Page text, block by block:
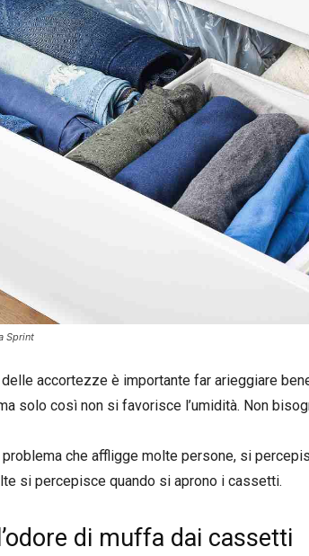
Sprint
accortezze è importante far arieggiare
solo così non si favorisce l’umidità. Non
che affligge molte persone, si
si percepisce quando si aprono i cassetti.
di muffa dai cassetti